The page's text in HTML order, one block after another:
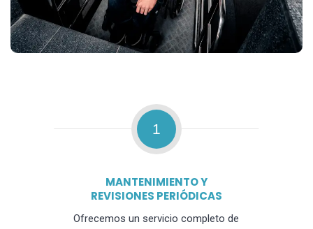
1
MANTENIMIENTO Y
REVISIONES PERIÓDICAS
Ofrecemos un servicio completo de